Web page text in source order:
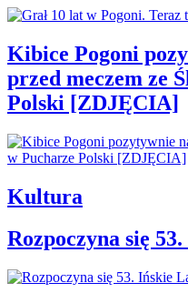
Kibice Pogoni
przed meczem ze
Polski [ZDJĘCIA]
Kultura
Rozpoczyna się